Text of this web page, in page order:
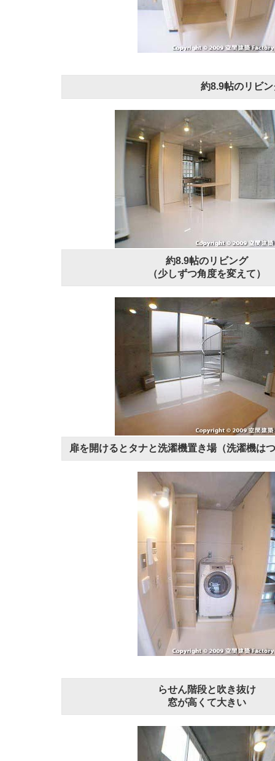
約8.9帖のリビ
約8.9帖のリビング
（少しずつ角度を変えて）
扉を開けるとタナと洗濯機置き場（洗濯機は
らせん階段と吹き抜け
窓が高くて大きい